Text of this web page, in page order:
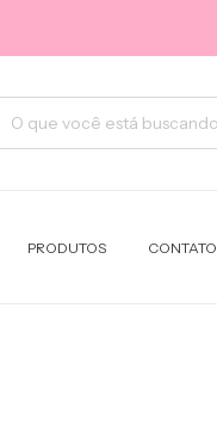
PRODUTOS CONTATO